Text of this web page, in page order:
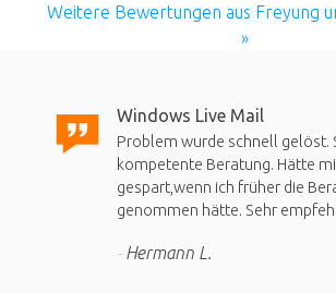
Weitere Bewertungen aus Freyung
»
Windows Live Mail
Problem wurde schnell gelöst.
kompetente Beratung. Hätte
gespart,wenn ich früher die
genommen hätte. Sehr
Hermann L.